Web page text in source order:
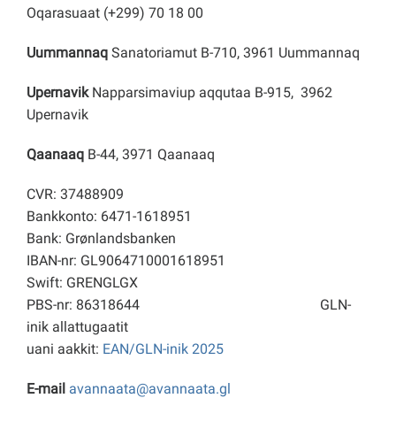
Oqarasuaat (+299) 70 18 00
Uummannaq Sanatoriamut B-710, 3961 Uummannaq
Upernavik Napparsimaviup aqqutaa B-915, 3962
Upernavik
Qaanaaq B-44, 3971 Qaanaaq
CVR: 37488909
Bankkonto: 6471-1618951
Bank: Grønlandsbanken
IBAN-nr: GL9064710001618951
Swift: GRENGLGX
PBS-nr: 86318644 GLN-
inik allattugaatit
uani aakkit: EAN/GLN-inik 2025
E-mail avannaata@avannaata.gl